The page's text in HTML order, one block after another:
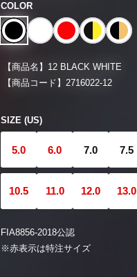
COLOR
【商品名】 12 BLACK WHITE
【商品コード】 2716022-12
SIZE (US)
5.0 6.0 7.0 7.5
10.5 11.0 12.0 13.0
FIA8856-2018公認
※赤表示は特注サイズ